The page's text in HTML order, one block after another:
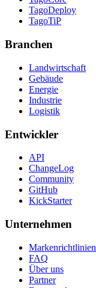
TagoDeploy
TagoTiP
Branchen
Landwirtschaft
Gebäude
Energie
Industrie
Logistik
Entwickler
API
ChangeLog
Community
GitHub
KickStarter
Unternehmen
Markenrichtlinien
FAQ
Über uns
Partner